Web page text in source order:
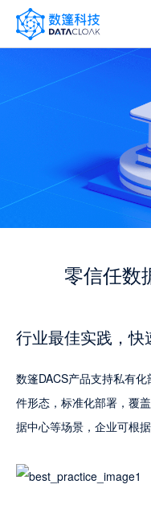
DATACLOAK
LOGO
零信任数
行业最佳实践，快
数篷DACS产品支持私有
件形态，标准化部署，覆
据中心等场景，企业可根